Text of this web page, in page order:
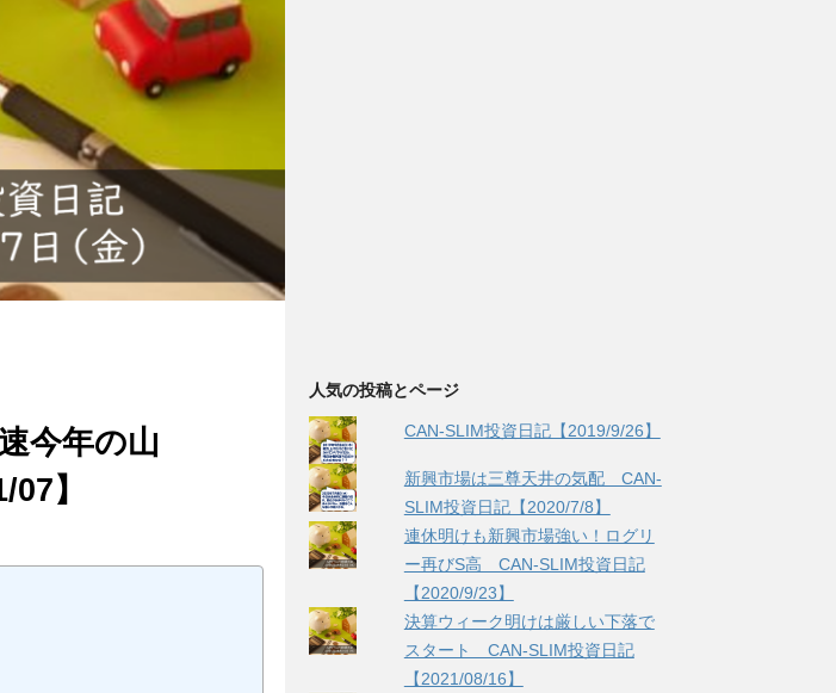
今年の山
】
人気の投稿とページ
CAN-SLIM投資日記【2019/9/26】
新興市場は三尊天井の気配 CAN-
SLIM投資日記【2020/7/8】
連休明けも新興市場強い！ログリ
ー再びS高 CAN-SLIM投資日記
【2020/9/23】
決算ウィーク明けは厳しい下落で
スタート CAN-SLIM投資日記
【2021/08/16】